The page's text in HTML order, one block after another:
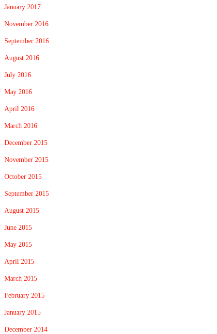
January 2017
November 2016
September 2016
August 2016
July 2016
May 2016
April 2016
March 2016
December 2015
November 2015
October 2015
September 2015
August 2015
June 2015
May 2015
April 2015
March 2015
February 2015
January 2015
December 2014